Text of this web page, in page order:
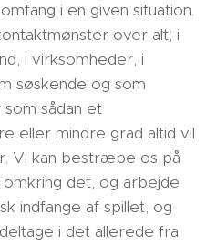
i en given situation.
over alt; i
i virksomheder, i
søskende og som
sådan et
eller mindre grad altid vil
Vi kan bestræbe os på
det, og arbejde
indfange af spillet, og
i det allerede fra